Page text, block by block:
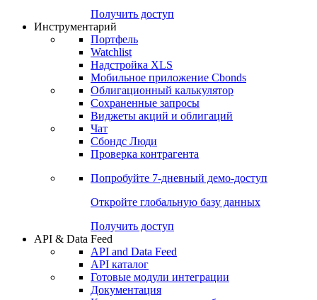
Получить доступ
Инструментарий
Портфель
Watchlist
Надстройка XLS
Мобильное приложение Cbonds
Облигационный калькулятор
Сохраненные запросы
Виджеты акций и облигаций
Чат
Сбондс Люди
Проверка контрагента
Попробуйте 7-дневный демо-доступ
Откройте глобальную базу данных
Получить доступ
API & Data Feed
API and Data Feed
API каталог
Готовые модули интеграции
Документация